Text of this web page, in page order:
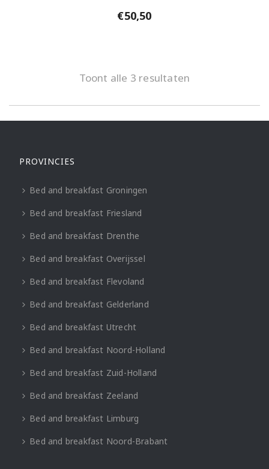
€50,50
Toont alle 3 resultaten
PROVINCIES
Bed and breakfast Groningen
Bed and breakfast Friesland
Bed and breakfast Drenthe
Bed and breakfast Overijssel
Bed and breakfast Flevoland
Bed and breakfast Gelderland
Bed and breakfast Utrecht
Bed and breakfast Noord-Holland
Bed and breakfast Zuid-Holland
Bed and breakfast Zeeland
Bed and breakfast Limburg
Bed and breakfast Noord-Brabant